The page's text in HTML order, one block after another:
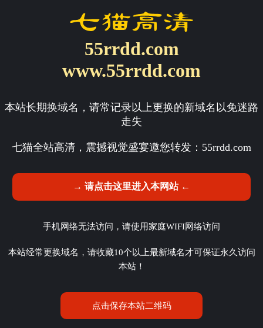
55rrdd.com
www.55rrdd.com
本站长期换域名，请常记录以上更换的新域名以免迷路
走失
七猫全站高清，震撼视觉盛宴邀您转发： 55rrdd.com
→ 请点击这里进入本网站 ←
手机网络无法访问，请使用家庭WIFI网络访问
本站经常更换域名，请收藏10个以上最新域名才可保证永久访问
本站！
点击保存本站二维码